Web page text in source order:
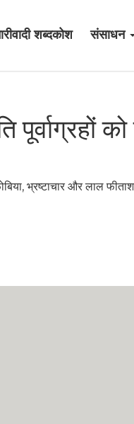
शब्दकोश संसाधन
को
भ्रष्टाचार और लाल